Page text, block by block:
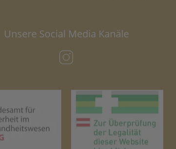
Unsere Social Media Kanäle
(öffnet in neuem Tab)